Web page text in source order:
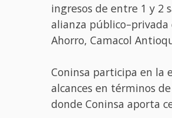
ingresos de entre 1 y 2
alianza público–privada
Ahorro, Camacol
Coninsa participa en la
alcances en términos
donde Coninsa aporta